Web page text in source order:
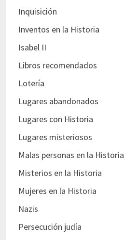
Inquisición
Inventos en la Historia
Isabel II
Libros recomendados
Lotería
Lugares abandonados
Lugares con Historia
Lugares misteriosos
Malas personas en la Historia
Misterios en la Historia
Mujeres en la Historia
Nazis
Persecución judía